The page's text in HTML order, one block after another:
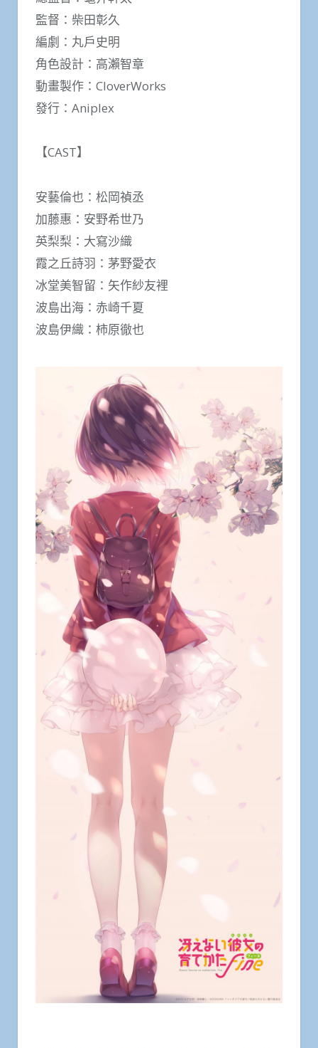
監督：柴田彰久
編劇：丸戶史明
角色設計：高瀨智章
動畫製作：CloverWorks
發行：Aniplex
【CAST】
安藝倫也：松岡禎丞
加藤惠：安野希世乃
英梨梨：大寫沙織
霞之丘詩羽：茅野愛衣
冰堂美智留：矢作紗友裡
波島出海：赤崎千夏
波島伊織：柿原徹也